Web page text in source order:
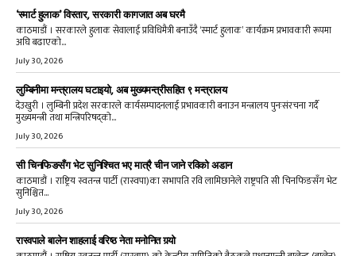
‘स्मार्ट हुलाक’ विस्तार, सरकारी कागजात अब घरमै
काठमाडौं । सरकारले हुलाक सेवालाई प्रविधिमैत्री बनाउँदै ‘स्मार्ट हुलाक’ कार्यक्रम प्रभावकारी रूपमा
अघि बढाएको...
July 30, 2026
लुम्बिनीमा मन्त्रालय घटाइयो, अब मुख्यमन्त्रीसहित ९ मन्त्रालय
देउखुरी । लुम्बिनी प्रदेश सरकारले कार्यसम्पादनलाई प्रभावकारी बनाउन मन्त्रालय पुनःसंरचना गर्दै
मुख्यमन्त्री तथा मन्त्रिपरिषद्को...
July 30, 2026
सी चिनफिङसँग भेट सुनिश्चित भए मात्रै चीन जाने रविको अडान
काठमाडौं । राष्ट्रिय स्वतन्त्र पार्टी (रास्वपा)का सभापति रवि लामिछानेले राष्ट्रपति सी चिनफिङसँग भेट
सुनिश्चित...
July 30, 2026
रास्वपाले बालेन शाहलाई वरिष्ठ नेता मनोनित गर्‍यो